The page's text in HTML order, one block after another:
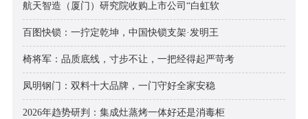
航天智造（厦门）研究院收购上市公司“白虹软
百图快锁：一拧定乾坤，中国快锁支架·发明王
椅将军：品质底线，寸步不让，一把经得起严苛考
凤明钢门：双料十大品牌，一门守好全家安稳
2026年趋势研判：集成灶蒸烤一体好还是消毒柜